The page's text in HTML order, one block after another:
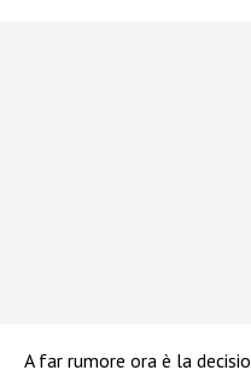
A far rumore ora è la